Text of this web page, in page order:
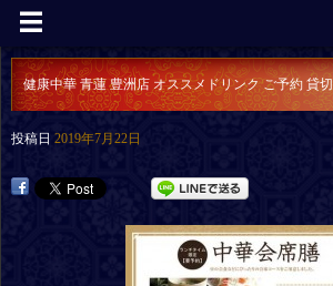
健康中華 青蓮 豊洲店 オススメドリンク ご予約 貸切
投稿日 2019年7月22日